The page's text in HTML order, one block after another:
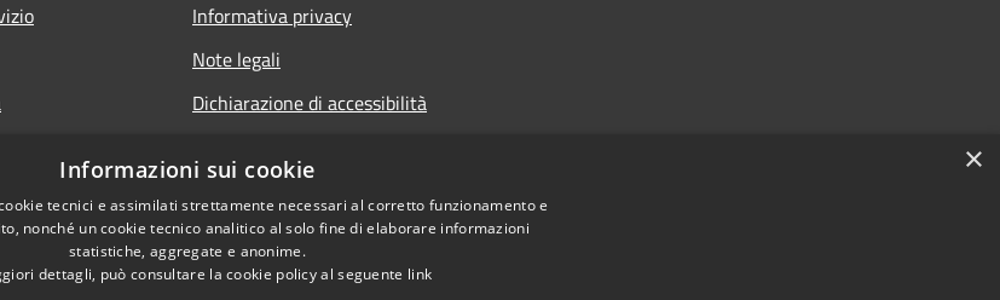
Informativa privacy
Note legali
Dichiarazione di accessibilità
×
Informazioni sui cookie
tecnici e assimilati strettamente necessari al corretto funzionamento e
nonché un cookie tecnico analitico al solo fine di elaborare informazioni
statistiche, aggregate e anonime.
dettagli, può consultare la cookie policy al seguente link